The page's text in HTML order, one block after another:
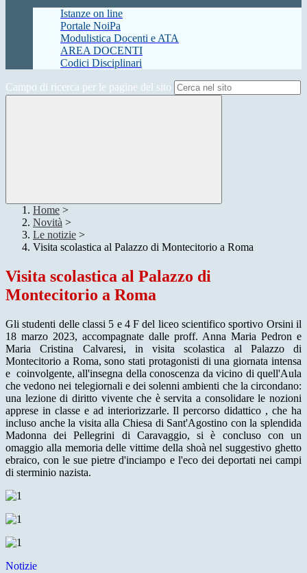
Istanze on line
Portale NoiPa
Modulistica Docenti e ATA
AREA DOCENTI
Codici Disciplinari
Campo di ricerca per le pagine del sito
Home >
Novità >
Le notizie >
Visita scolastica al Palazzo di Montecitorio a Roma
Visita scolastica al Palazzo di
Montecitorio a Roma
Gli studenti delle classi 5 e 4 F del liceo scientifico sportivo Orsini il
18 marzo 2023, accompagnate dalle proff. Anna Maria Pedron e
Maria Cristina Calvaresi, in visita scolastica al Palazzo di
Montecitorio a Roma, sono stati protagonisti di una giornata intensa
e coinvolgente, all'insegna della conoscenza da vicino di quell'Aula
che vedono nei telegiornali e dei solenni ambienti che la circondano:
una lezione di diritto vivente che è servita a consolidare le nozioni
apprese in classe e ad interiorizzarle. Il percorso didattico , che ha
incluso anche la visita alla Chiesa di Sant'Agostino con la splendida
Madonna dei Pellegrini di Caravaggio, si è concluso con un
omaggio alla memoria delle vittime della shoà nel suggestivo ghetto
ebraico, con le sue pietre d'inciampo e l'eco dei deportati nei campi
di sterminio nazista.
Notizie